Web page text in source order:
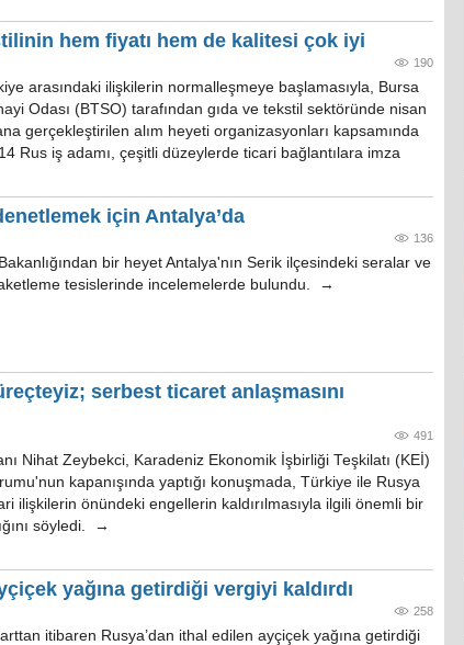
hem fiyatı hem de kalitesi çok iyi
190
arasındaki ilişkilerin normalleşmeye başlamasıyla, Bursa
Odası (BTSO) tarafından gıda ve tekstil sektöründe nisan
gerçekleştirilen alım heyeti organizasyonları kapsamında
Rus iş adamı, çeşitli düzeylerde ticari bağlantılara imza
için Antalya’da
136
bir heyet Antalya'nın Serik ilçesindeki seralar ve
tesislerinde incelemelerde bulundu. →
serbest ticaret anlaşmasını
491
Nihat Zeybekci, Karadeniz Ekonomik İşbirliği Teşkilatı (KEİ)
kapanışında yaptığı konuşmada, Türkiye ile Rusya
ilişkilerin önündeki engellerin kaldırılmasıyla ilgili önemli bir
söyledi. →
yağına getirdiği vergiyi kaldırdı
258
itibaren Rusya’dan ithal edilen ayçiçek yağına getirdiği